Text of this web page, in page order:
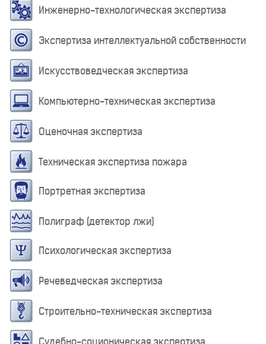
Инженерно-технологическая экспертиза
Экспертиза интеллектуальной собственности
Искусствоведческая экспертиза
Компьютерно-техническая экспертиза
Оценочная экспертиза
Техническая экспертиза пожара
Портретная экспертиза
Полиграф (детектор лжи)
Психологическая экспертиза
Речеведческая экспертиза
Строительно-техническая экспертиза